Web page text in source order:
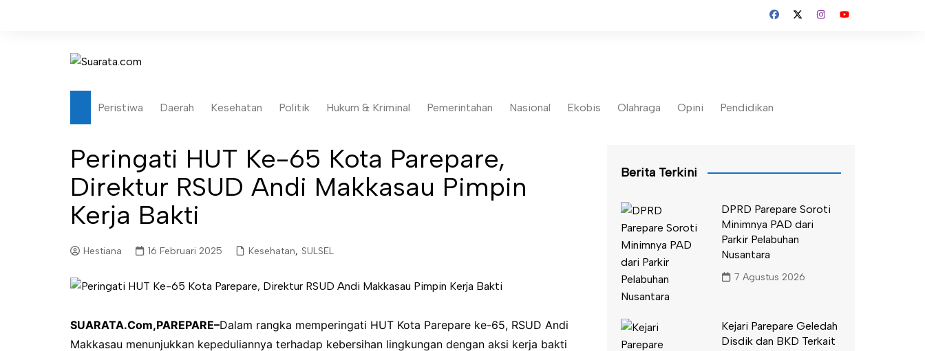
Peristiwa Daerah Kesehatan Politik Hukum & Kriminal Pemerintahan Nasional Ekobis Olahraga Opini Pendidikan
Peringati HUT Ke-65 Kota Parepare,
Direktur RSUD Andi Makkasau Pimpin
Kerja Bakti
Hestiana 16 Februari 2025 Kesehatan, SULSEL
SUARATA.Com,PAREPARE–Dalam rangka memperingati HUT Kota Parepare ke-65, RSUD Andi
Makkasau menunjukkan kepeduliannya terhadap kebersihan lingkungan dengan aksi kerja bakti
Berita Terkini
DPRD Parepare Soroti
Minimnya PAD dari
Parkir Pelabuhan
Nusantara
7 Agustus 2026
Kejari Parepare Geledah
Disdik dan BKD Terkait